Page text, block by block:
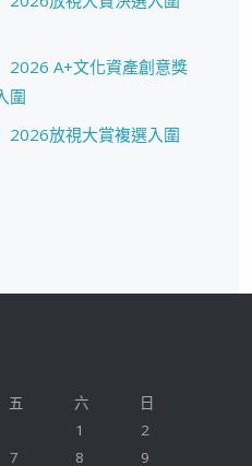
2026 A+文化資產創意獎
圍
2026放視大賞複選入圍
五 六
日
1
2
7 8 9